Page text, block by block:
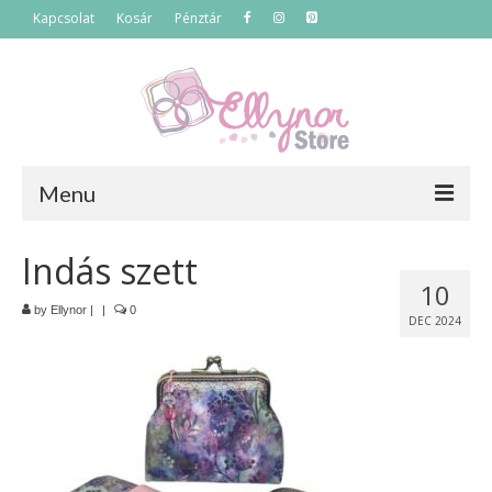
Kapcsolat Kosár Pénztár
Menu
Főoldal
Akciós termékek
Neszeszerek
10
DEC 2024
Indás szett
by Ellynor | | 0